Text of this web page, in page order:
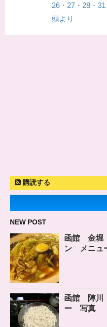
26・27・28・
頭より
購読する
NEW POST
函館 金堀
ン メニュ
函館 陣
ー 写真